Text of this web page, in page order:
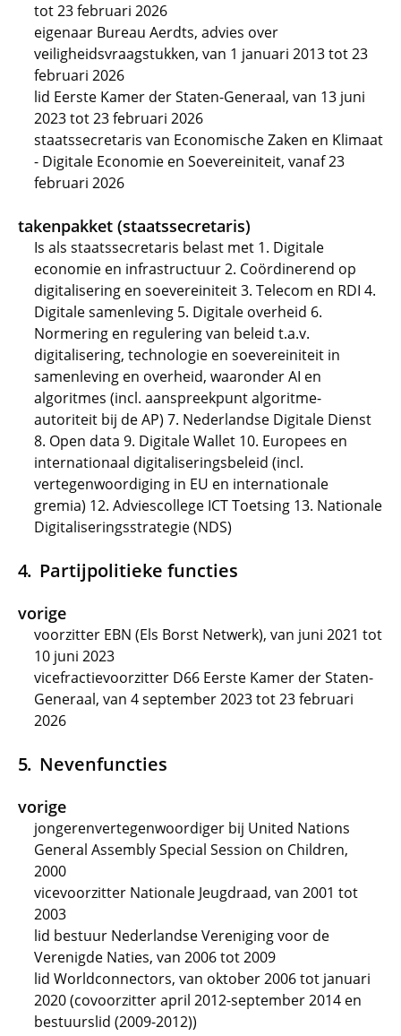
tot 23 februari 2026
eigenaar Bureau Aerdts, advies over
veiligheidsvraagstukken, van 1 januari 2013 tot 23
februari 2026
lid Eerste Kamer der Staten-Generaal, van 13 juni
2023 tot 23 februari 2026
staatssecretaris van Economische Zaken en Klimaat
- Digitale Economie en Soevereiniteit, vanaf 23
februari 2026
takenpakket (staatssecretaris)
Is als staatssecretaris belast met 1. Digitale
economie en infrastructuur 2. Coördinerend op
digitalisering en soevereiniteit 3. Telecom en RDI 4.
Digitale samenleving 5. Digitale overheid 6.
Normering en regulering van beleid t.a.v.
digitalisering, technologie en soevereiniteit in
samenleving en overheid, waaronder AI en
algoritmes (incl. aanspreekpunt algoritme-
autoriteit bij de AP) 7. Nederlandse Digitale Dienst
8. Open data 9. Digitale Wallet 10. Europees en
internationaal digitaliseringsbeleid (incl.
vertegenwoordiging in EU en internationale
gremia) 12. Adviescollege ICT Toetsing 13. Nationale
Digitaliseringsstrategie (NDS)
Partijpolitieke functies
vorige
voorzitter EBN (Els Borst Netwerk), van juni 2021 tot
10 juni 2023
vicefractievoorzitter D66 Eerste Kamer der Staten-
Generaal, van 4 september 2023 tot 23 februari
2026
Nevenfuncties
vorige
jongerenvertegenwoordiger bij United Nations
General Assembly Special Session on Children,
2000
vicevoorzitter Nationale Jeugdraad, van 2001 tot
2003
lid bestuur Nederlandse Vereniging voor de
Verenigde Naties, van 2006 tot 2009
lid Worldconnectors, van oktober 2006 tot januari
2020 (covoorzitter april 2012-september 2014 en
bestuurslid (2009-2012))